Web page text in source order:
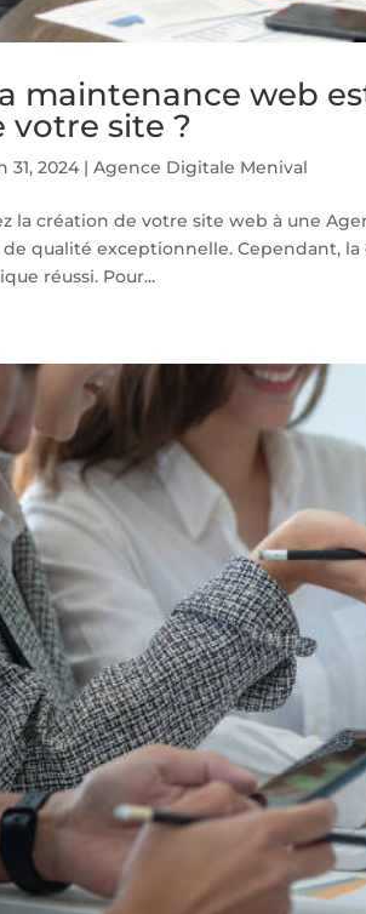
maintenance web
votre site ?
31, 2024 |Agence Digitale Menival
la création de votre site web à une
qualité exceptionnelle. Cependant,
réussi. Pour...